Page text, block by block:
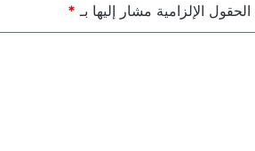
الحقول الإلزامية مشار إليها بـ *